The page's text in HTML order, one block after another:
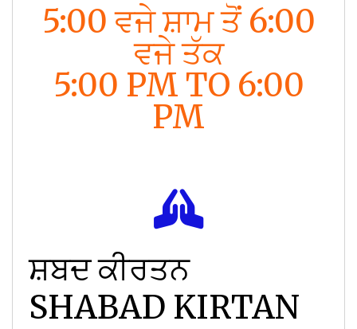
5:00 ਵਜੇ ਸ਼ਾਮ ਤੋਂ 6:00
ਵਜੇ ਤੱਕ
5:00 PM TO 6:00
PM
ਸ਼ਬਦ ਕੀਰਤਨ
SHABAD KIRTAN